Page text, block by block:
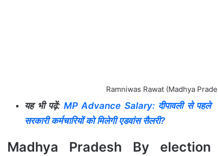
Ramniwas Rawat (Madhya
यह भी पढ़ें: MP Advance Salary: दीपावली से पहले
सरकारी कर्मचारियों को मिलेगी एडवांस सैलरी?
Madhya Pradesh By election